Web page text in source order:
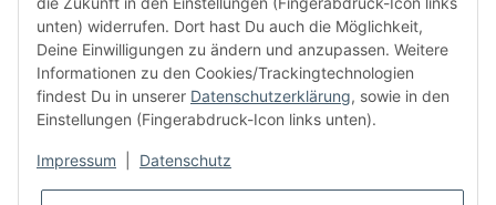
unten) widerrufen. Dort hast Du auch die Möglichkeit,
Deine Einwilligungen zu ändern und anzupassen. Weitere
Informationen zu den Cookies/Trackingtechnologien
findest Du in unserer Datenschutzerklärung, sowie in den
Einstellungen (Fingerabdruck-Icon links unten).
Impressum Datenschutz
Informationen
Kundenservice
Mehr von Audiolith